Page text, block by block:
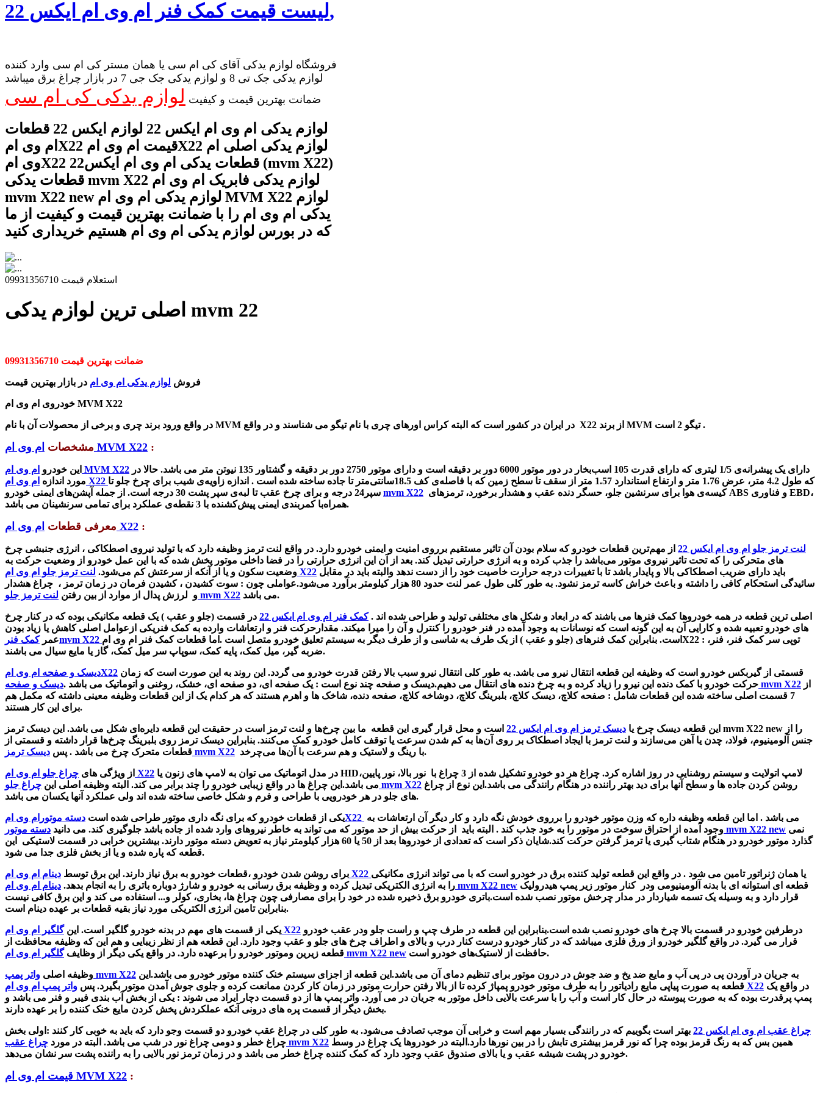
لیست قیمت کمک فنر ام وی ام ایکس 22,
فروشگاه لوازم یدکی آقای کی ام سی یا همان مستر کی ام سی وارد کننده
لوازم یدکی جک تی 8 و لوازم یدکی جک جی 7 در بازار چراغ برق میباشد
ضمانت بهترین قیمت و کیفیت لوازم یدکی کی ام سی
لوازم یدکی ام وی ام ایکس 22 لوازم ایکس 22 قطعات
ام وی امX22 قیمت ام وی امX22 لوازم یدکی اصلی ام
وی امX22 قطعات یدکی ام وی ام ایکس‌22 (mvm X22)
قطعات یدکی mvm X22 لوازم یدکی فابریک ام وی ام
mvm X22 new لوازم یدکی ام وی ام MVM X22 لوازم
یدکی ام وی ام را با ضمانت بهترین قیمت و کیفیت از ما
که در بورس لوازم یدکی ام وی ام هستیم خریداری کنید
استعلام قیمت 09931356710
اصلی ترین لوازم یدکی mvm 22
ضمانت بهترین قیمت 09931356710
فروش لوازم یدکی ام وی ام در بازار بهترین قیمت
خودروی ام وی ام MVM X22
در واقع ورود برند چری و برخی از محصولات آن با نام MVM در ایران در کشور است که البته کراس‌ اورهای چری با نام تیگو می شناسند و در واقع X22 از برند MVM تیگو 2 است .
مشخصات ام وی ام MVM X22 :
این خودرو ام وی ام MVM X22
مورد اندازه ام وی ام X22 که طول 4.2 متر، عرض 1.76 متر و ارتفاع استاندارد 1.57 متر از سقف تا سطح زمین که با فاصله‌ی کف 18.5سانتی‌متر تا جاده ساخته شده است . اندازه زاویه‌ی شیب برای چرخ جلو تا
mvm X22
همراه‌با کمربندی ایمنی پیش‌کشنده با 3 نقطه‌ی عملکرد برای تمامی سرنشینان می باشد.
معرفی قطعات ام وی ام X22 :
لنت ترمز جلو ام وی ام ایکس 22 از مهم‌ترین قطعات خودرو که سلام بودن آن تاثیر مستقیم برروی امنیت و ایمنی خودرو دارد. در واقع لنت ترمز وظیفه دارد که با تولید نیروی اصطکاکی ، انرژی جنبشی چرخ
های متحرکی را که تحت تاثیر نیروی موتور می‌باشد را جذب کرده و به انرژی حرارتی تبدیل کند. بعد از آن این انرژی حرارتی را در فضا داخلی موتور پخش شده که با این عمل خودرو از وضعیت حرکت به
وضعیت سکون و یا از آنکه از سرعتش کم می‌شود. X22
سائیدگی استحکام کافی را داشته و باعث خراش کاسه ترمز نشود. به طور کلی طول عمر لنت حدود 80 هزار کیلومتر برآورد می‌شود.عواملی چون : سوت کشیدن ،
کشیدن فرمان در زمان ترمز ، چراغ هشدار
و لرزش پدال از موارد از بین رفتن لنت ترمز جلو mvm X22 می باشد.
اصلی ترین قطعه در همه خودروها کمک فنرها می باشند که در ابعاد و شکل های مختلفی تولید و طراحی شده اند .کمک فنر ام وی ام ایکس 22
در قسمت (جلو و عقب ) یک قطعه مکانیکی بوده که در کنار چرخ
های خودرو تعبیه شده و کارایی آن به این گونه است که نوسانات به وجود آمده در فنر خودرو را کنترل و آن را میرا میکند. مقدارحرکت فنر و ارتعاشات وارده به کمک فنریکی ازعوامل اصلی کاهش یا زیاد بودن
عمرکمک فنرmvm X22 است. بنابراین کمک فنرهای (جلو و عقب ) از یک طرف به شاسی و از طرف دیگر به سیستم تعلیق خودرو متصل است .اما قطعات کمک فنر ام وی امX22 :
ضربه گیر، میل کمک، پایه کمک، سوپاپ سر میل کمک، گاز یا مایع سیال می باشند.
دیسک و صفحه ام وی امX22 قسمتی از گیربکس خودرو است که وظیفه این قطعه انتقال نیرو می باشد. به طور کلی انتقال نیرو سبب بالا رفتن قدرت خودرو می گردد. این روند به این صورت است که زمان
حرکت خودرو با کمک دنده این نیرو را زیاد کرده و به چرخ دنده های انتقال می دهیم.دیسک و صفحه چند نوع است : یک صفحه ای، دو صفحه ای، خشک، روغنی و اتوماتیک می باشد . دیسک و صفحه mvm X22
7 قسمت اصلی ساخته شده این قطعات شامل : صفحه کلاچ، دیسک کلاچ، بلبرینگ کلاچ، دوشاخه کلاچ، صفحه دنده، شاخک ها و اهرم هستند که هر کدام یک از این قطعات وظیفه معینی داشته که مکمل هم
برای این کار هستند.
این قطعه دیسک چرخ یا دیسک ترمز ام وی ام ایکس 22 است و محل قرار گیری این قطعه ما بین چرخ‌ها و لنت ترمز است در حقیقت این قطعه دایره‌ای شکل می باشد. این دیسک ترمز
mvm X22 new را از
جنس آلومینیوم، فولاد، چدن یا آهن می‌سازند و لنت ترمز با ایجاد اصطکاک بر روی آن‌ها به کم شدن سرعت یا توقف کامل خودرو کمک می‌کنند. بنابراین دیسک ترمز روی بلبرینگ چرخ‌ها قرار داشته و قسمتی از
قطعات متحرک چرخ می باشد . پس دیسک ترمز mvm X22 با رینگ و لاستیک و هم‌ سرعت با آن‌ها می‌چرخد.
از ویژگی های چراغ جلو ام وی ام X22
می باشد.این چراغ ها در واقع زیبایی خودرو را چند برابر می کند. البته وظیفه اصلی این چراغ جلو mvm X22
های جلو در هر خودرویی با طراحی و فرم و شکل خاصی ساخته شده اند ولی عملکرد آنها یکسان می باشد.
یکی از قطعات خودرو که برای نگه داری موتور طراحی شده استدسته موتورام وی امX22
وجود آمده از احتراق سوخت در موتور را به خود جذب کند . البته باید از حرکت بیش از حد موتور که می تواند به خاطر نیروهای وارد شده از جاده باشد جلوگیری کند. می دانید دسته موتور mvm X22 new
گذارد موتور خودرو در هنگام شتاب گیری یا ترمز گرفتن حرکت کند.شایان ذکر است که تعدادی از
خودروها بعد از 50 یا 60 هزار کیلومتر نیاز به تعویض دسته موتور دارند. بیشترین خرابی در قسمت لاستیکی این
قطعه که پاره شده و یا از بخش فلزی جدا می شود.
برای روشن شدن خودرو ،قطعات خودرو به برق نیاز دارند. این برق توسط دینام ام وی ام X22 یا همان ژنراتور تامین می شود . در واقع این قطعه تولید کننده برق در خودرو است که با می تواند انرژی مکانیکی
را به انرژی الکتریکی تبدیل کرده و وظیفه برق رسانی به خودرو و شارژ دوباره باتری را به انجام بدهد. دینام ام وی ام mvm X22 new
قرار دارد و به وسیله یک تسمه شیاردار در مدار چرخش موتور نصب شده است.باتری خودرو برق ذخیره شده در خود را برای مصارفی چون چراغ ها، بخاری، کولر و... استفاده می کند و این برق کافی نیست
بنابراین تامین انرژی الکتریکی مورد نیاز بقیه قطعات بر عهده دینام است.
یکی از قسمت های مهم در بدنه خودرو گلگیر است. این X22
قرار می گیرد. در واقع گلگیر خودرو از ورق فلزی میباشد که در کنار خودرو درست کنار درب و بالای و اطراف چرخ های جلو و عقب وجود دارد. این قطعه هم از نظر زیبایی و هم این که وظیفه محافظت از
قطعه زیرین وموتور خودرو را برعهده دارد. در واقع یکی دیگر از وظایف گلگیر ام وی ام mvm X22 new حافظت از لاستیک‌های خودرو است.
وظیفه اصلی واتر پمپ mvm X22 به جریان در آوردن پی در پی آب و مایع ضد یخ و ضد جوش در درون موتور برای تنظیم دمای آن می باشد.این قطعه از اجزای سیستم خنک کننده موتور خودرو می باشد. این
قطعه به صورت پیاپی مایع رادیاتور را به طرف موتور خودرو پمپاژ کرده تا از بالا رفتن حرارت موتور در زمان کار کردن ممانعت کرده و جلوی جوش آمدن موتور بگیرد. پس واتر پمپ ام وی ام X22
پمپ پر‌قدرت بوده که به صورت پیوسته در حال کار است و آب را با سرعت بالایی داخل موتور به جریان در می آورد. واتر پمپ ها از دو قسمت دچار ایراد می شوند : یکی از بخش آب بندی فیبر و فنر می باشد و
بخش دیگر از قسمت پره های درونی آنکه عملکردش پخش کردن مایع خنک کننده را بر عهده دارند.
چراغ عقب ام وی ام ایکس 22
بهتر است بگوییم که در رانندگی بسیار مهم است و خرابی آن موجب تصادف می‌شود. به طور کلی در چراغ عقب خودرو دو قسمت وجو دارد که باید به خوبی کار کنند :اولی بخش
چراغ خطر و دومی چراغ نور در شب می باشد. البته در مورد چراغ عقب mvm X22
خودرو در پشت شیشه عقب و یا بالای صندوق عقب وجود دارد که کمک کننده چراغ خطر می باشد و در زمان ترمز نور بالایی را به راننده پشت سر نشان می‌دهد.
قیمت ام وی ام MVM X22 :